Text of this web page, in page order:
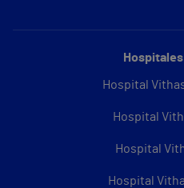
Hospital
Hospital
Hospital
Hospital